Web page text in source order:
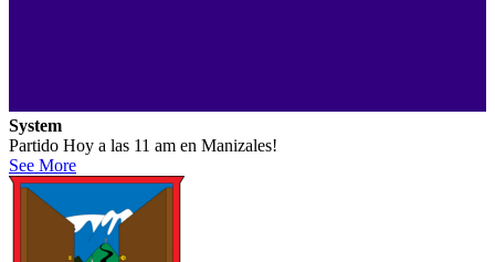
System
Partido Hoy a las 11 am en Manizales!
See More